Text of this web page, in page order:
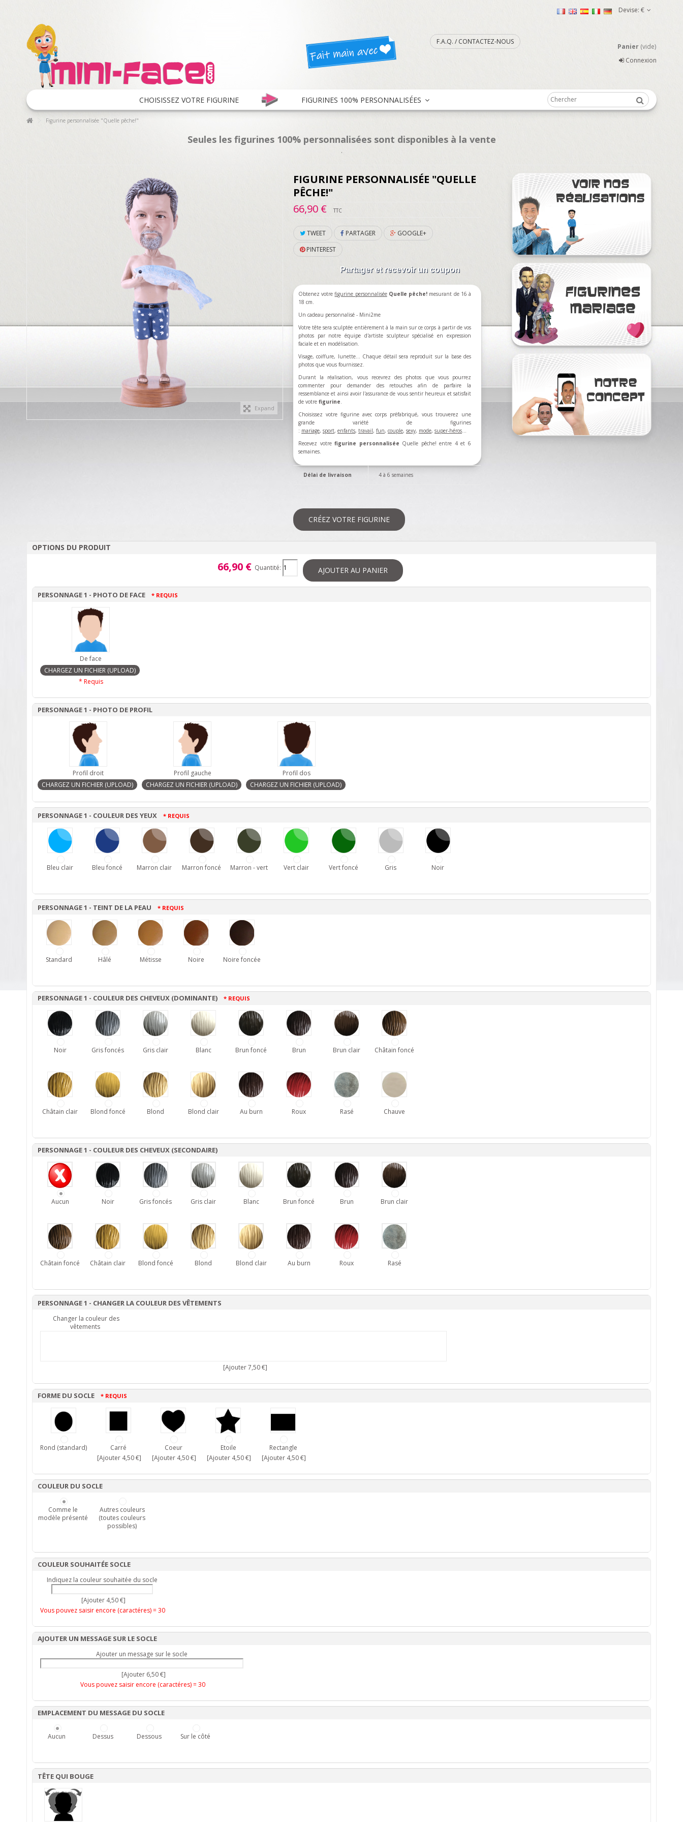
Devise: €
F.A.Q. / CONTACTEZ-NOUS
Panier (vide)
Connexion
CHOISISSEZ VOTRE FIGURINE FIGURINES 100% PERSONNALISÉES
Figurine personnalisée "Quelle pêche!"
Seules les figurines 100% personnalisées sont disponibles à la vente
.
Expand
FIGURINE PERSONNALISÉE "QUELLE
PÊCHE!"
66,90 €
TTC
TWEET PARTAGER
GOOGLE+
PINTEREST
Partager et recevoir un coupon
Obtenez votrefigurine personnaliséeQuelle pêche! mesurant de 16 à
18 cm.
Un cadeau personnalisé - Mini2me
Votre tête sera sculptée entièrement à la main sur ce corps à partir de vos
photos par notre équipe d'artiste sculpteur spécialisé en expression
faciale et en modélisation.
Visage, coiffure, lunette... Chaque détail sera reproduit sur la base des
photos que vous fournissez.
Durant la réalisation, vous recevrez des photos que vous pourrez
commenter pour demander des retouches afin de parfaire la
ressemblance et ainsi avoir l'assurance de vous sentir heureux et satisfait
de votre figurine.
Choisissez votre figurine avec corps préfabriqué, vous trouverez une
grande variété de figurines
: mariage, sport, enfants, travail, fun, couple, sexy, mode, super-héros…
Recevez votrefigurine personnalisée Quelle pêche! entre 4 et 6
semaines.
Délai de livraison 4 à 6 semaines
CRÉEZ VOTRE FIGURINE
OPTIONS DU PRODUIT
66,90 € Quantité: AJOUTER AU PANIER
PERSONNAGE 1 - PHOTO DE FACE * REQUIS
De face
* Requis
PERSONNAGE 1 - PHOTO DE PROFIL
Profil droit Profil gauche Profil dos
PERSONNAGE 1 - COULEUR DES YEUX * REQUIS
Bleu clair Bleu foncé Marron clair Marron foncé Marron - vert Vert clair Vert foncé Gris Noir
PERSONNAGE 1 - TEINT DE LA PEAU * REQUIS
Standard Hâlé Métisse Noire Noire foncée
PERSONNAGE 1 - COULEUR DES CHEVEUX (DOMINANTE) * REQUIS
Noir Gris foncés Gris clair Blanc Brun foncé Brun Brun clair Châtain foncé
Châtain clair Blond foncé Blond Blond clair Au burn Roux Rasé Chauve
PERSONNAGE 1 - COULEUR DES CHEVEUX (SECONDAIRE)
Aucun Noir Gris foncés Gris clair Blanc Brun foncé Brun Brun clair
Châtain foncé Châtain clair Blond foncé Blond Blond clair Au burn Roux Rasé
PERSONNAGE 1 - CHANGER LA COULEUR DES VÊTEMENTS
Changer la couleur des
vêtements
[Ajouter 7,50 €]
FORME DU SOCLE * REQUIS
Rond (standard)
Carré
[Ajouter 4,50 €]
Coeur
[Ajouter 4,50 €]
Etoile
[Ajouter 4,50 €]
Rectangle
[Ajouter 4,50 €]
COULEUR DU SOCLE
Comme le
modèle présenté
Autres couleurs
(toutes couleurs
possibles)
COULEUR SOUHAITÉE SOCLE
Indiquez la couleur souhaitée du socle
[Ajouter 4,50 €]
Vous pouvez saisir encore (caractéres) =30
AJOUTER UN MESSAGE SUR LE SOCLE
Ajouter un message sur le socle
[Ajouter 6,50 €]
Vous pouvez saisir encore (caractéres) =30
EMPLACEMENT DU MESSAGE DU SOCLE
Aucun Dessus Dessous Sur le côté
TÊTE QUI BOUGE